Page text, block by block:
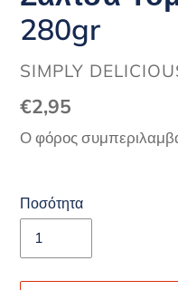
280gr
ΠΡΟΜΗΘΕΥΤΉΣ
SIMPLY
Κανονική
τιμή
€2,95
Ο φόρος
Ποσότητα